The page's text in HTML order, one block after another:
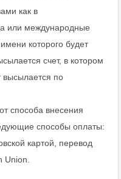
как в
или международные
которого будет
счет, в котором
высылается по
способа внесения
способы оплаты:
картой, перевод
Union.